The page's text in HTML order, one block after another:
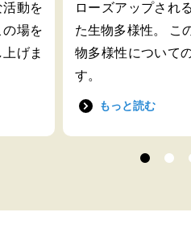
動を
場を
げま
ローズアップされ
た生物多様性。 こ
物多様性について
す。
もっと読む